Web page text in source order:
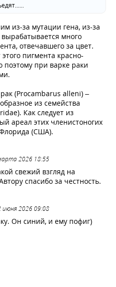
из-за мутации гена, из-за
много
отвечавшего за цвет.
пигмента красно-
при варке раки
(Procambarus alleni) –
из семейства
Как следует из
ареал этих членистоногих
(США).
2026 18:55
свежий взгляд на
спасибо за честность.
июня 2026 09:08
Он синий, и ему пофиг)